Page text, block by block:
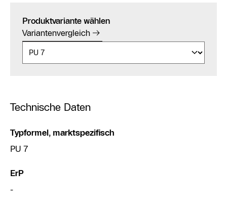
Produktvariante wählen
Variantenvergleich
Technische Daten
Typformel, marktspezifisch
PU 7
ErP
-